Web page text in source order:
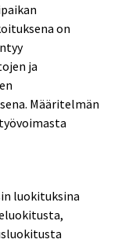
on
ja
Määritelmän
luokituksina